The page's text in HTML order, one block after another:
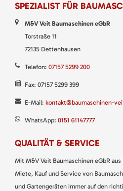
SPEZIALIST FÜR
M&V Veit Baumaschinen eGbR
Torstraße 11
72135 Dettenhausen
Telefon: 07157 5299 200
Fax: 07157 5299 399
E-Mail: kontakt@baumaschinen-
WhatsApp: 0151 61147777
QUALITÄT & SERVICE
Mit M&V Veit Baumaschinen eGbR
Miete, Kauf und Service von
und Gartengeräten immer auf den